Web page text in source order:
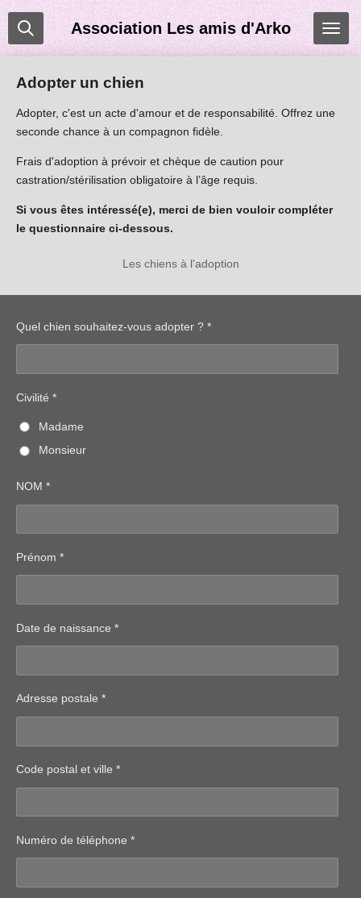
Passer
au
contenu
Association Les amis d'Arko
Adopter un chien
Adopter, c'est un acte d'amour et de responsabilité. Offrez une
seconde chance à un compagnon fidèle.
Frais d'adoption à prévoir et chèque de caution pour
castration/stérilisation obligatoire à l’âge requis.
Si vous êtes intéressé(e), merci de bien vouloir compléter
le questionnaire ci-dessous.
Les chiens à l'adoption
Quel chien souhaitez-vous adopter ? *
Civilité *
Madame
Monsieur
NOM *
Prénom *
Date de naissance *
Adresse postale *
Code postal et ville *
Numéro de téléphone *